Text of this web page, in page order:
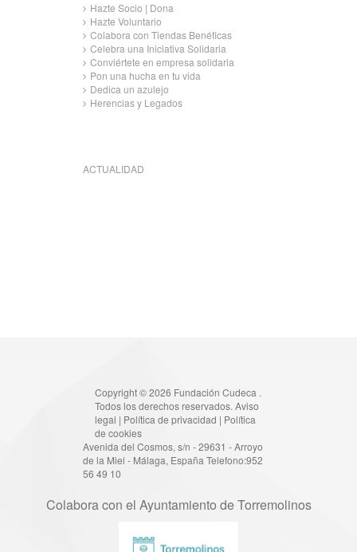
Hazte Socio | Dona
Hazte Voluntario
Colabora con Tiendas Benéficas
Celebra una Iniciativa Solidaria
Conviértete en empresa solidaria
Pon una hucha en tu vida
Dedica un azulejo
Herencias y Legados
ACTUALIDAD
Copyright © 2026 Fundación Cudeca .
Todos los derechos reservados. Aviso
legal | Política de privacidad | Política
de cookies
Avenida del Cosmos, s/n - 29631 - Arroyo
de la Miel - Málaga, España Telefono:952
56 49 10
Colabora con el Ayuntamiento de Torremolinos